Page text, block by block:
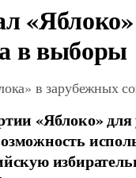
в выборы
в зарубежных
«Яблоко»